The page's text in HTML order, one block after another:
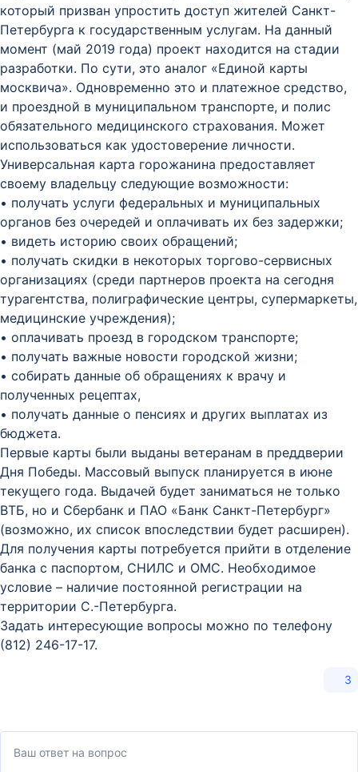
который призван упростить доступ жителей Санкт-
Петербурга к государственным услугам. На данный
момент (май 2019 года) проект находится на стадии
разработки. По сути, это аналог «Единой карты
москвича». Одновременно это и платежное средство,
и проездной в муниципальном транспорте, и полис
обязательного медицинского страхования. Может
использоваться как удостоверение личности.
Универсальная карта горожанина предоставляет
своему владельцу следующие возможности:
• получать услуги федеральных и муниципальных
органов без очередей и оплачивать их без задержки;
• видеть историю своих обращений;
• получать скидки в некоторых торгово-сервисных
организациях (среди партнеров проекта на сегодня
турагентства, полиграфические центры, супермаркеты,
медицинские учреждения);
• оплачивать проезд в городском транспорте;
• получать важные новости городской жизни;
• собирать данные об обращениях к врачу и
полученных рецептах,
• получать данные о пенсиях и других выплатах из
бюджета.
Первые карты были выданы ветеранам в преддверии
Дня Победы. Массовый выпуск планируется в июне
текущего года. Выдачей будет заниматься не только
ВТБ, но и Сбербанк и ПАО «Банк Санкт-Петербург»
(возможно, их список впоследствии будет расширен).
Для получения карты потребуется прийти в отделение
банка с паспортом, СНИЛС и ОМС. Необходимое
условие – наличие постоянной регистрации на
территории С.-Петербурга.
Задать интересующие вопросы можно по телефону
(812) 246-17-17.
3